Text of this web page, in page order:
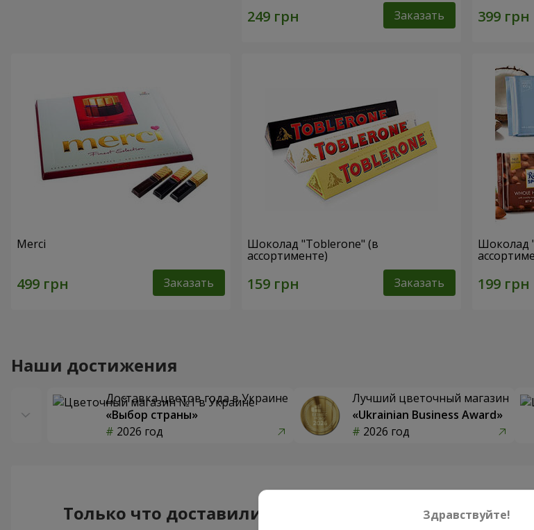
Заказать
Merci
Заказать
Шоколад "Toblerone" (в
ассортименте)
Заказать
Шоколад
Наши достижения
Доставка цветов года в Украине
«Выбор страны»
2026 год
Лучший цветочный магазин
«Ukrainian Business Award»
2026 год
Только что доставили Фотогалерея
Здравствуйте!